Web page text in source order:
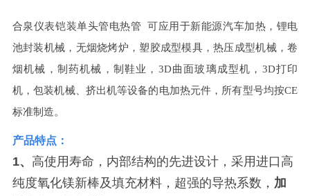
合泉仪表铠装单头管电热管
可应用于新能源汽车加热，锂电
池封装机械，无烟烧烤炉，塑胶成型模具，热压成型机械，卷
烟机械，制药机械，制鞋业，3D曲面玻璃成型机，3D打印
机，包装机械、挤出机等设备的电加热元件，所有型号均按CE
标准制造。
产品特点：
1、 高使用寿命，内部结构的先进设计，采用进口高
纯度氧化镁新棒及填充材料，超强的导热系数， 加